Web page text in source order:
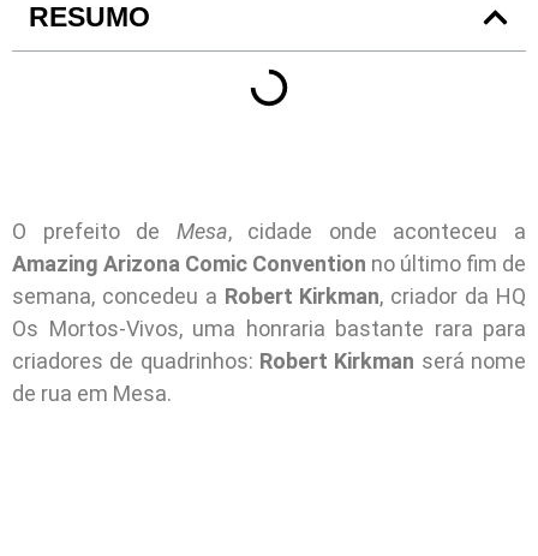
RESUMO
O prefeito de Mesa, cidade onde aconteceu a
Amazing Arizona Comic Convention no último fim de
semana, concedeu a Robert Kirkman, criador da HQ
Os Mortos-Vivos, uma honraria bastante rara para
criadores de quadrinhos: Robert Kirkman será nome
de rua em Mesa.